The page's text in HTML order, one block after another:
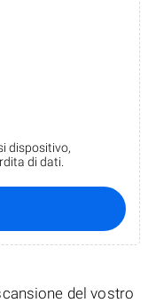
dispositivo,
di dati.
del vostro